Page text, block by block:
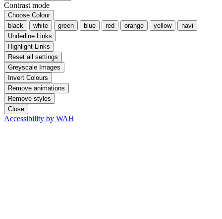
Contrast mode
Choose Colour
black
white green blue red orange yellow
navi
Underline Links
Highlight Links
Reset all settings
Greyscale Images
Invert Colours
Remove animations
Remove styles
Close
Accessibility by WAH